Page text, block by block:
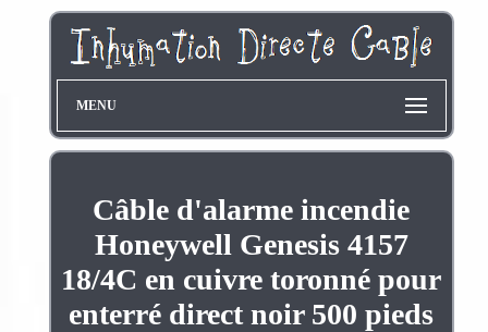
MENU
Câble d'alarme incendie
Honeywell Genesis 4157
18/4C en cuivre toronné pour
enterré direct noir 500 pieds